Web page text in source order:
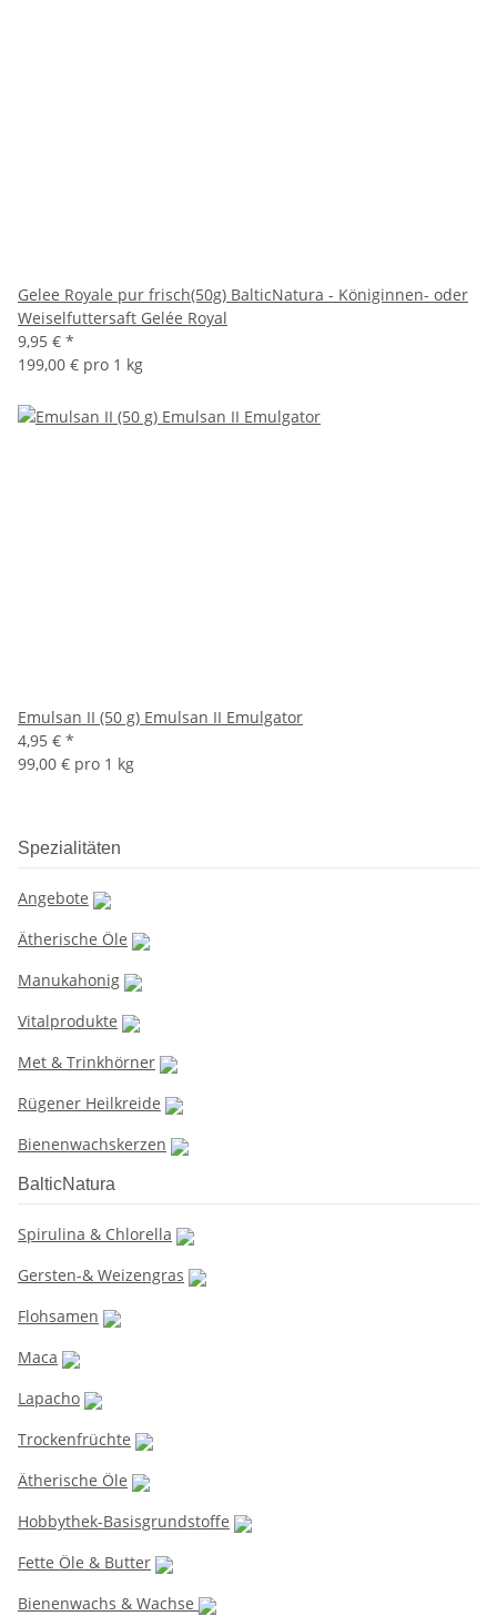
Gelee Royale pur frisch(50g) BalticNatura - Königinnen- oder
Weiselfuttersaft Gelée Royal
9,95 € *
199,00 € pro 1 kg
Emulsan II (50 g) Emulsan II Emulgator
4,95 € *
99,00 € pro 1 kg
Spezialitäten
Angebote
Ätherische Öle
Manukahonig
Vitalprodukte
Met & Trinkhörner
Rügener Heilkreide
Bienenwachskerzen
BalticNatura
Spirulina & Chlorella
Gersten-& Weizengras
Flohsamen
Maca
Lapacho
Trockenfrüchte
Ätherische Öle
Hobbythek-Basisgrundstoffe
Fette Öle & Butter
Bienenwachs & Wachse